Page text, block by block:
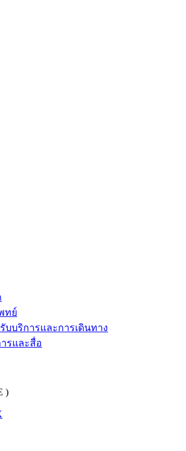
ทย์
บบริการและการเดินทาง
รและสื่อ
)